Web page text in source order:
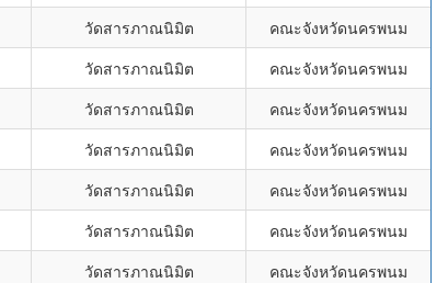
วัดสารภาณนิมิต
คณะจังหวัดนครพนม
วัดสารภาณนิมิต
คณะจังหวัดนครพนม
วัดสารภาณนิมิต
คณะจังหวัดนครพนม
วัดสารภาณนิมิต
คณะจังหวัดนครพนม
วัดสารภาณนิมิต
คณะจังหวัดนครพนม
วัดสารภาณนิมิต
คณะจังหวัดนครพนม
วัดสารภาณนิมิต
คณะจังหวัดนครพนม